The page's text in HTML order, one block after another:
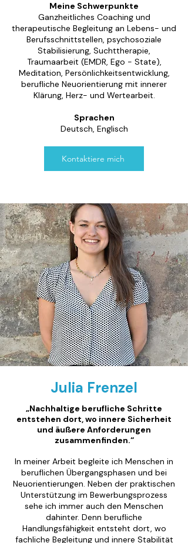
Meine Schwerpunkte
Ganzheitliches Coaching und
therapeutische Begleitung an Lebens- und
Berufsschnittstellen, psychosoziale
Stabilisierung, Suchttherapie,
Traumaarbeit (EMDR, Ego - State),
Meditation, Persönlichkeitsentwicklung,
berufliche Neuorientierung mit innerer
Klärung, Herz- und Wertearbeit.
Sprachen
Deutsch, Englisch
Kontaktiere mich
Julia Frenzel
„Nachhaltige berufliche Schritte
entstehen dort, wo innere Sicherheit
und äußere Anforderungen
zusammenfinden.“
In meiner Arbeit begleite ich Menschen in
beruflichen Übergangsphasen und bei
Neuorientierungen. Neben der praktischen
Unterstützung im Bewerbungsprozess
sehe ich immer auch den Menschen
dahinter. Denn berufliche
Handlungsfähigkeit entsteht dort, wo
fachliche Begleitung und innere Stabilität